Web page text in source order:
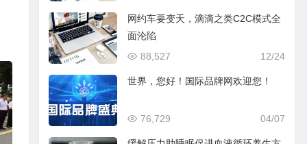
网约车要变天，滴滴之类C2C模式全
面沦陷
12/24
88,527
世界，您好！国际品牌网欢迎您！
04/07
76,729